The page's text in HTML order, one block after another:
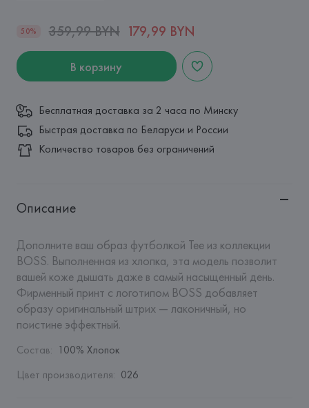
50% 359,99 BYN 179,99 BYN
В корзину
Бесплатная доставка за 2 часа по Минску
Быстрая доставка по Беларуси и России
Количество товаров без ограничений
Описание
Дополните ваш образ футболкой Tee из коллекции
BOSS. Выполненная из хлопка, эта модель позволит
вашей коже дышать даже в самый насыщенный день.
Фирменный принт с логотипом BOSS добавляет
образу оригинальный штрих — лаконичный, но
поистине эффектный.
Состав: 100% Хлопок
Цвет производителя: 026